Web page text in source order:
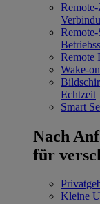
Remote-
Remote
Wake-
Echtzeit
Smart
Nach
für
Kleine